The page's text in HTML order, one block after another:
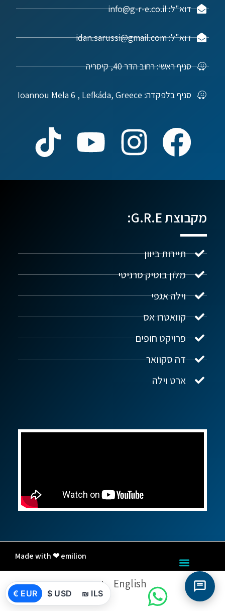
דוא"ל: info@g-r-e.co.il
דוא"ל: idan.sarussi@gmail.com
סניף ראשי: רחוב הדר 40, קיסריה
סניף בלפקדה: Ioannou Mela 6 , Lefkáda, Greece
מקבוצת G.R.E:
תיירות ביוון
מלון בוטיק סרניטי
וילה אגפי
קוואטרו אס
פרויקט חופים
דה סקוואר
ארט וילה
Made with ❤ emilion
English עברית
€ EUR $ USD ₪ ILS
נדל"ן ביוון G.R.E
שלום! איך אפשר לעזור?